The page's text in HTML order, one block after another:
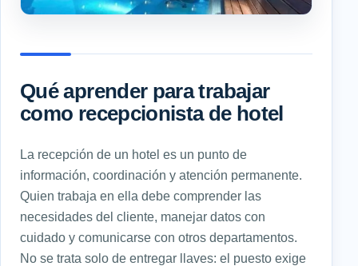
Qué aprender para trabajar
como recepcionista de hotel
La recepción de un hotel es un punto de
información, coordinación y atención permanente.
Quien trabaja en ella debe comprender las
necesidades del cliente, manejar datos con
cuidado y comunicarse con otros departamentos.
No se trata solo de entregar llaves: el puesto exige